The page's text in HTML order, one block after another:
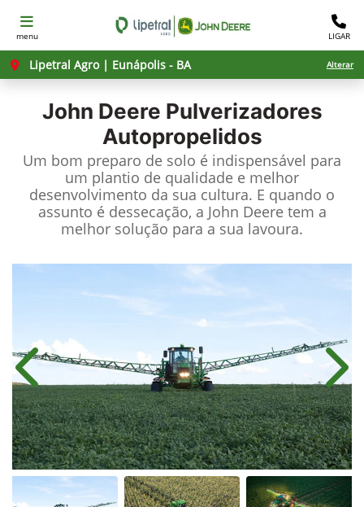
menu LIGAR
Lipetral Agro | Eunápolis - BA Alterar
John Deere Pulverizadores
Autopropelidos
Um bom preparo de solo é indispensável para
um plantio de qualidade e melhor
desenvolvimento da sua cultura. E quando o
assunto é dessecação, a John Deere tem a
melhor solução para a sua lavoura.
Anterior